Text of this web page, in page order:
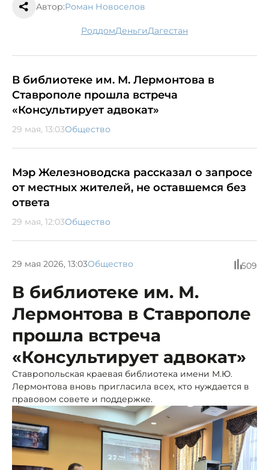
Автор:Роман Новоселов
роддом деньги Дагестан
В библиотеке им. М. Лермонтова в
Ставрополе прошла встреча
«Консультирует адвокат»
29 мая, 13:03Общество
Мэр Железноводска рассказал о запросе
от местных жителей, не оставшемся без
ответа
29 мая, 12:03Общество
29 мая 2026, 13:03Общество 509
В библиотеке им. М.
Лермонтова в Ставрополе
прошла встреча
«Консультирует адвокат»
Ставропольская краевая библиотека имени М.Ю.
Лермонтова вновь пригласила всех, кто нуждается в
правовом совете и поддержке.